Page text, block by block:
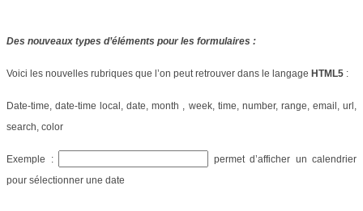
Des nouveaux types d’éléments pour les formulaires :
Voici les nouvelles rubriques que l’on peut retrouver dans le langage HTML5 :
Date-time, date-time local, date, month , week, time, number, range, email, url,
search, color
Exemple :
permet d’afficher un calendrier
pour sélectionner une date